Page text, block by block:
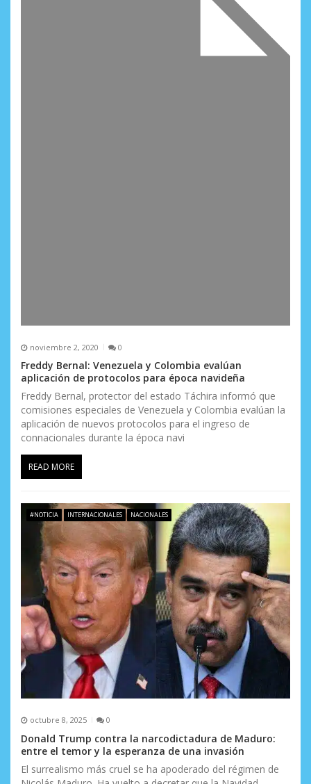
noviembre 2, 2020 0
Freddy Bernal: Venezuela y Colombia evalúan
aplicación de protocolos para época navideña
Freddy Bernal, protector del estado Táchira informó que
comisiones especiales de Venezuela y Colombia evalúan la
aplicación de nuevos protocolos para el ingreso de
connacionales durante la época navi
READ MORE
#NOTICIA INTERNACIONALES NACIONALES
octubre 8, 2025 0
Donald Trump contra la narcodictadura de Maduro:
entre el temor y la esperanza de una invasión
El surrealismo más cruel se ha apoderado del régimen de